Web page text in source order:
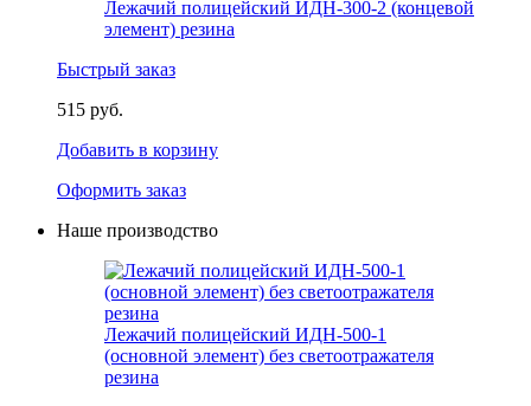
Лежачий полицейский ИДН-300-2 (концевой
элемент) резина
Быстрый заказ
515 руб.
Добавить в корзину
Оформить заказ
Наше производство
Лежачий полицейский ИДН-500-1
(основной элемент) без светоотражателя
резина